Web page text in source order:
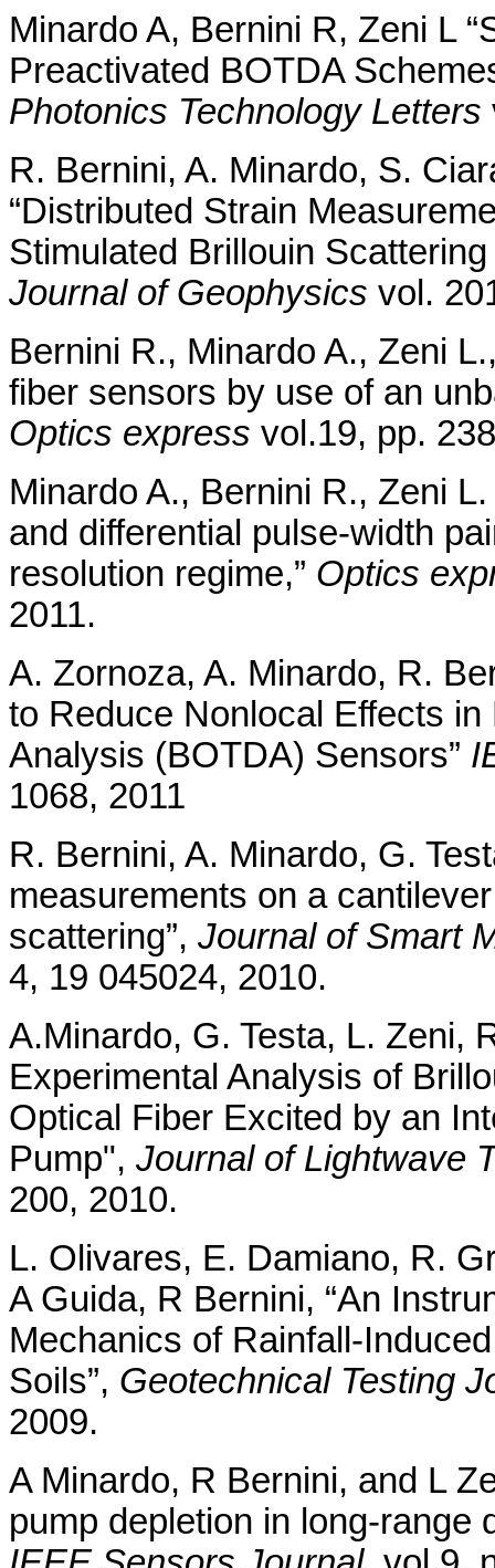
Minardo A, Bernini R, Zeni L
Preactivated BOTDA
Photonics Technology Letters
R. Bernini, A. Minardo, S.
“Distributed Strain
Stimulated Brillouin
Journal of Geophysics vol.
Bernini R., Minardo A., Zeni
fiber sensors by use of an
Optics express vol.19, pp.
Minardo A., Bernini R., Zeni
and differential pulse-width
resolution regime,” Optics
2011.
A. Zornoza, A. Minardo, R.
to Reduce Nonlocal Effects
Analysis (BOTDA) Sensors”
1068, 2011
R. Bernini, A. Minardo, G.
measurements on a
scattering”, Journal of Smart
4, 19 045024, 2010.
A.Minardo, G. Testa, L. Zeni,
Experimental Analysis of
Optical Fiber Excited by an
Pump", Journal of Lightwave
200, 2010.
L. Olivares, E. Damiano, R.
A Guida, R Bernini, “An
Mechanics of Rainfall-
Soils”, Geotechnical Testing
2009.
A Minardo, R Bernini, and L
pump depletion in long-range